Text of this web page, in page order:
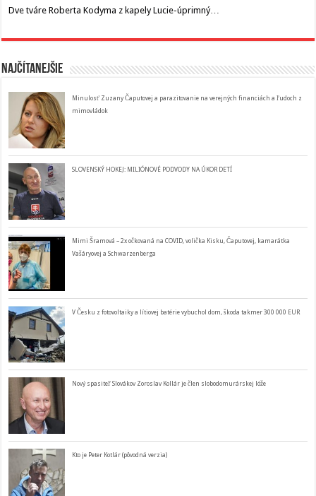
Dve tváre Roberta Kodyma z kapely Lucie-úprimný…
Najčítanejšie
Minulosť Zuzany Čaputovej a parazitovanie na verejných financiách a ľudoch z
mimovládok
SLOVENSKÝ HOKEJ: MILIÓNOVÉ PODVODY NA ÚKOR DETÍ
Mimi Šramová – 2x očkovaná na COVID, volička Kisku, Čaputovej, kamarátka
Vašáryovej a Schwarzenberga
V Česku z fotovoltaiky a lítiovej batérie vybuchol dom, škoda takmer 300 000 EUR
Nový spasiteľ Slovákov Zoroslav Kollár je člen slobodomurárskej lóže
Kto je Peter Kotlár (pôvodná verzia)